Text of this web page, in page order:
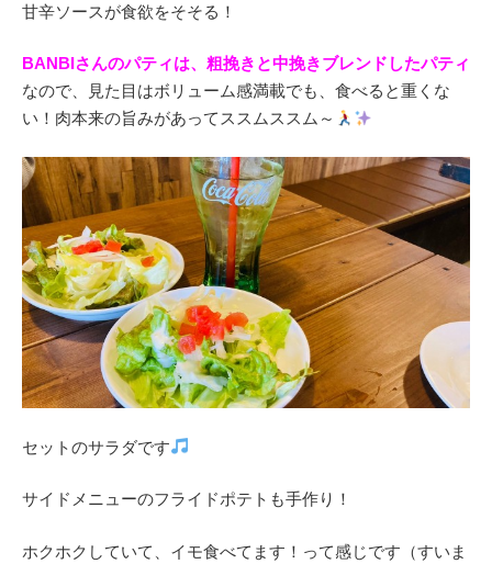
甘辛ソースが食欲をそそる！
BANBIさんのパティは、粗挽きと中挽きブレンドしたパティ
なので、見た目はボリューム感満載でも、食べると重くな
い！肉本来の旨みがあってススムススム～
セットのサラダです
サイドメニューのフライドポテトも手作り！
ホクホクしていて、イモ食べてます！って感じです（すいま